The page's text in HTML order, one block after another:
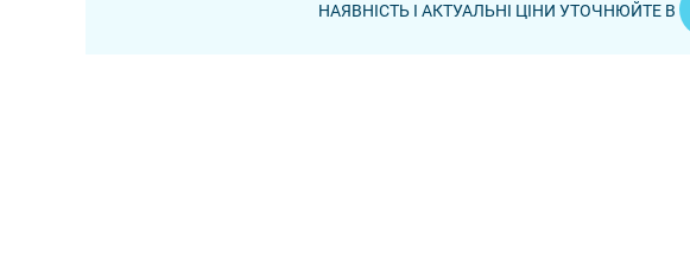
НАЯВНІСТЬ І АКТУАЛЬНІ ЦІНИ УТОЧНЮЙТЕ В